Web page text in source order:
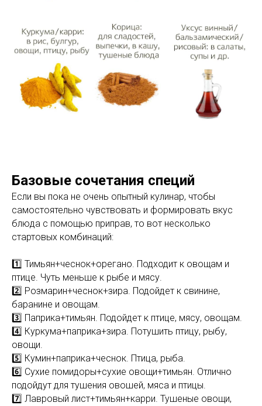
Базовые сочетания специй
Если вы пока не очень опытный кулинар, чтобы
самостоятельно чувствовать и формировать вкус
блюда с помощью приправ, то вот несколько
стартовых комбинаций:
1️⃣ Тимьян+чеснок+орегано. Подходит к овощам и
птице. Чуть меньше к рыбе и мясу.
2️⃣ Розмарин+чеснок+зира. Подойдет к свинине,
баранине и овощам.
3️⃣ Паприка+тимьян. Подойдет к птице, мясу, овощам.
4️⃣ Куркума+паприка+зира. Потушить птицу, рыбу,
овощи.
5️⃣ Кумин+паприка+чеснок. Птица, рыба.
6️⃣ Сухие помидоры+сухие овощи+тимьян. Отлично
подойдут для тушения овошей, мяса и птицы.
7️⃣ Лавровый лист+тимьян+карри. Тушеные овощи,